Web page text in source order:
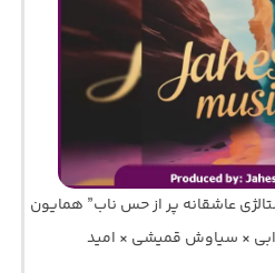
عاشقانه پر از حس ناب” همایون
× سیاوش قمیشی × امید